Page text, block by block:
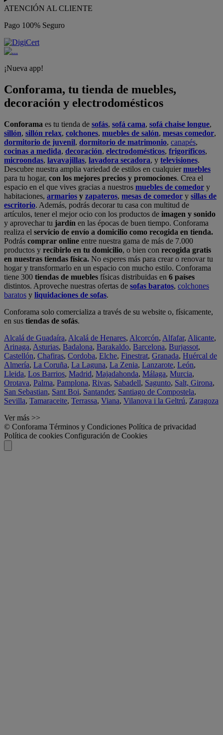
ATENCIÓN AL CLIENTE
Pago 100% Seguro
¡Nueva app!
Conforama, tu tienda de muebles,
decoración y electrodomésticos
Conforama es tu tienda de sofás, sofá cama, sofá chaise longue,
sillón, sillón relax, colchones, muebles de salón, mesas comedor,
dormitorio de juvenil, dormitorio de matrimonio, canapés,
cocinas a medida, decoración, electrodomésticos, frigoríficos,
microondas, lavavajillas, lavadora secadora, y televisiones.
Descubre nuestra amplia variedad de estilos en cualquiermuebles
para tu hogar, con los mejores precios y promociones. Crea el
espacio en el que vives gracias a nuestros muebles de comedor y
habitaciones, armarios y zapateros, mesas de comedor y sillas de
escritorio. Además, podrás decorar tu casa con multitud de
artículos, tener el mejor ocio con los productos de imagen y sonido
y aprovechar tu jardín en las épocas de buen tiempo. Conforama
realiza el servicio de envío a domicilio como recogida en tienda.
Podrás comprar online entre nuestra gama de más de 7.000
productos y recibirlo en tu domicilio, o bien con recogida gratis
en nuestras tiendas física. No esperes más para crear o renovar tu
hogar y transformarlo en un espacio con mucho estilo. Conforama
tiene 300 tiendas de muebles físicas distribuidas en 6 países
distintos. Aproveche nuestras ofertas de sofas baratos, colchones
baratos y liquidaciones de sofas.
Conforama solo comercializa a través de su website o, físicamente,
en sus tiendas de sofás.
Alcalá de Guadaíra, Alcalá de Henares, Alcorcón, Alfafar, Alicante,
Arinaga, Asturias, Badalona, Barakaldo, Barcelona, Burjassot,
Castellón, Chafiras, Cordoba, Elche, Finestrat, Granada, Huércal de
Almería, La Coruña, La Laguna, La Zenia, Lanzarote, León,
Lleida, Los Barrios, Madrid, Majadahonda, Málaga, Murcia,
Orotava, Palma, Pamplona, Rivas, Sabadell, Sagunto, Salt, Girona,
San Sebastian, Sant Boi, Santander, Santiago de Compostela,
Sevilla, Tamaraceite, Terrassa, Viana, Vilanova i la Geltrú, Zaragoza
Ver más >>
© Conforama Términos y Condiciones Política de privacidad
Política de cookies Configuración de Cookies